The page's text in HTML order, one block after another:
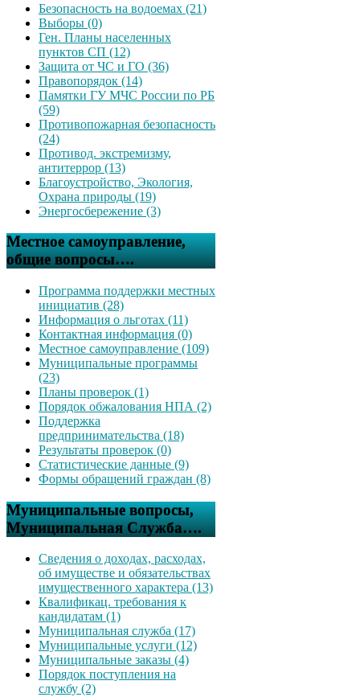
Безопасность на водоемах (21)
Выборы (0)
Ген. Планы населенных
пунктов СП (12)
Защита от ЧС и ГО (36)
Правопорядок (14)
Памятки ГУ МЧС России по РБ
(59)
Противопожарная безопасность
(24)
Противод. экстремизму,
антитеррор (13)
Благоустройство, Экология,
Охрана природы (19)
Энергосбережение (3)
Местное самоуправление,
общие вопросы….
Программа поддержки местных
инициатив (28)
Информация о льготах (11)
Контактная информация (0)
Местное самоуправление (109)
Муниципальные программы
(23)
Планы проверок (1)
Порядок обжалования НПА (2)
Поддержка
предпринимательства (18)
Результаты проверок (0)
Статистические данные (9)
Формы обращений граждан (8)
Муниципальные вопросы,
Муниципальная Служба….
Сведения о доходах, расходах,
об имуществе и обязательствах
имущественного характера (13)
Квалификац. требования к
кандидатам (1)
Муниципальная служба (17)
Муниципальные услуги (12)
Муниципальные заказы (4)
Порядок поступления на
службу (2)